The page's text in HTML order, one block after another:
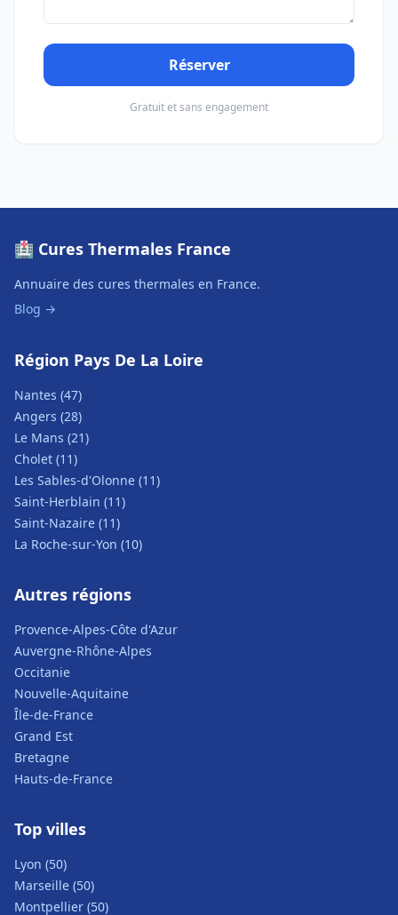
Réserver
Gratuit et sans engagement
🏥 Cures Thermales France
Annuaire des cures thermales en France.
Blog →
Région Pays De La Loire
Nantes (47)
Angers (28)
Le Mans (21)
Cholet (11)
Les Sables-d'Olonne (11)
Saint-Herblain (11)
Saint-Nazaire (11)
La Roche-sur-Yon (10)
Autres régions
Provence-Alpes-Côte d'Azur
Auvergne-Rhône-Alpes
Occitanie
Nouvelle-Aquitaine
Île-de-France
Grand Est
Bretagne
Hauts-de-France
Top villes
Lyon (50)
Marseille (50)
Montpellier (50)